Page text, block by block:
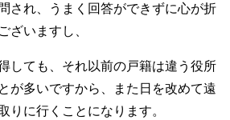
され、うまく回答ができずに心が折
ざいますし、
しても、それ以前の戸籍は違う役所
が多いですから、また日を改めて遠
りに行くことになります。